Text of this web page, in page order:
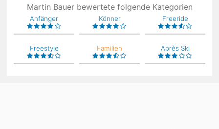
Martin Bauer bewertete folgende Kategorien
Anfänger Könner Freeride
Freestyle Familien Après Ski